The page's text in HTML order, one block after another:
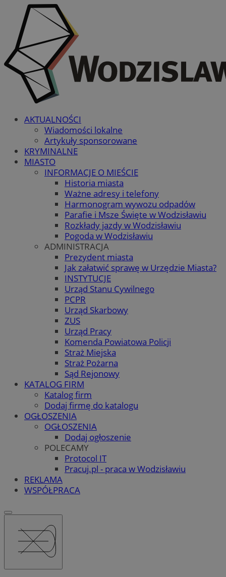
AKTUALNOŚCI
Wiadomości lokalne
Artykuły sponsorowane
KRYMINALNE
MIASTO
INFORMACJE O MIEŚCIE
Historia miasta
Ważne adresy i telefony
Harmonogram wywozu odpadów
Parafie i Msze Święte w Wodzisławiu
Rozkłady jazdy w Wodzisławiu
Pogoda w Wodzisławiu
ADMINISTRACJA
Prezydent miasta
Jak załatwić sprawę w Urzędzie Miasta?
INSTYTUCJE
Urząd Stanu Cywilnego
PCPR
Urząd Skarbowy
ZUS
Urząd Pracy
Komenda Powiatowa Policji
Straż Miejska
Straż Pożarna
Sąd Rejonowy
KATALOG FIRM
Katalog firm
Dodaj firmę do katalogu
OGŁOSZENIA
OGŁOSZENIA
Dodaj ogłoszenie
POLECAMY
Protocol IT
Pracuj.pl - praca w Wodzisławiu
REKLAMA
WSPÓŁPRACA